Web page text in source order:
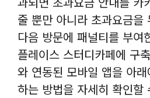
줄 뿐만 아니라 초과요금을
다음 방문에 패널티를 부여
플레이스 스터디카페에 구
와 연동된 모바일 앱을 아
하는 방법을 자세히 확인할